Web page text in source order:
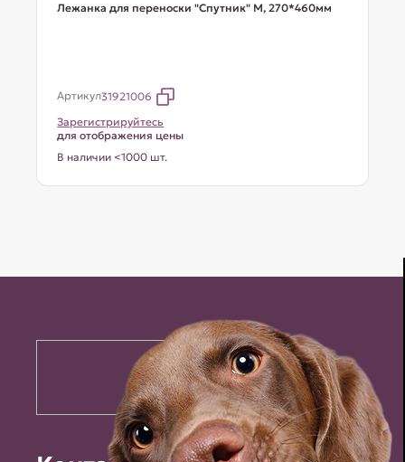
Лежанка для переноски "Спутник" M, 270*460мм
Артикул31921006
Зарегистрируйтесь
для отображения цены
В наличии <1000 шт.